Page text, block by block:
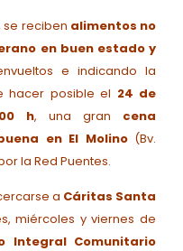
se reciben alimentos no
en buen estado y
e indicando la
hacer posible el 24 de
h, una gran cena
en El Molino(Bv.
la Red Puentes.
a Cáritas Santa
miércoles y viernes de
Integral Comunitario